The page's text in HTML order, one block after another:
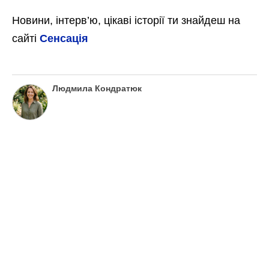
Новини, інтерв’ю, цікаві історії ти знайдеш на
сайті Сенсація
Людмила Кондратюк